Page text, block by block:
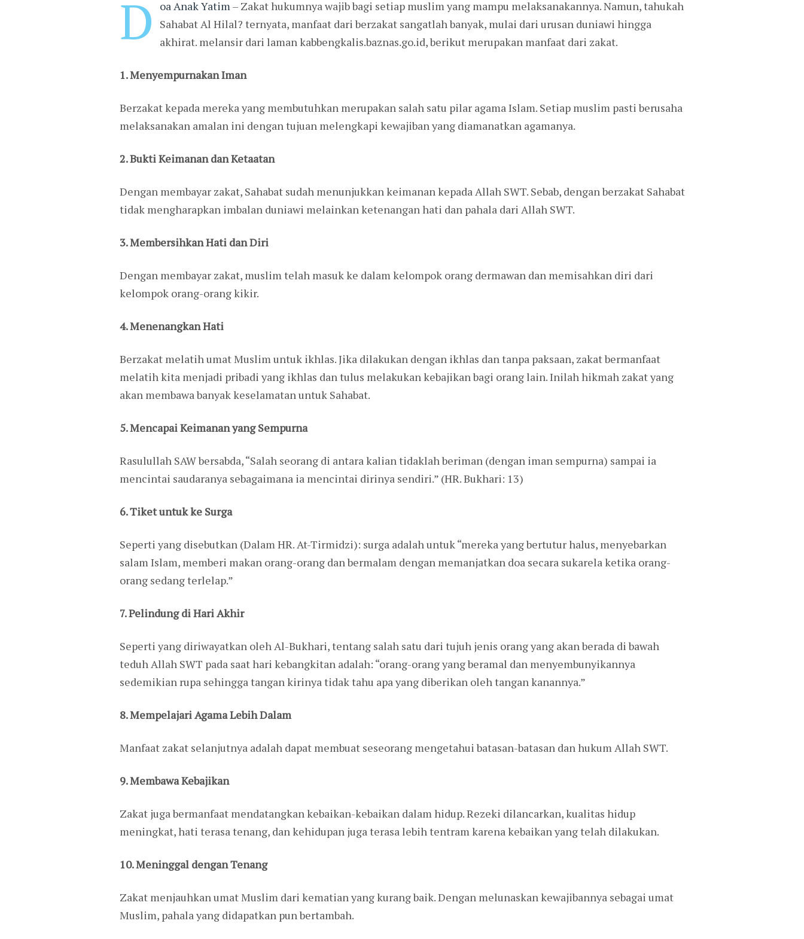
D oa Anak Yatim – Zakat hukumnya wajib bagi setiap muslim yang mampu melaksanakannya. Namun, tahukah
Sahabat Al Hilal? ternyata, manfaat dari berzakat sangatlah banyak, mulai dari urusan duniawi hingga
akhirat. melansir dari laman kabbengkalis.baznas.go.id, berikut merupakan manfaat dari zakat.
1. Menyempurnakan Iman
Berzakat kepada mereka yang membutuhkan merupakan salah satu pilar agama Islam. Setiap muslim pasti berusaha
melaksanakan amalan ini dengan tujuan melengkapi kewajiban yang diamanatkan agamanya.
2. Bukti Keimanan dan Ketaatan
Dengan membayar zakat, Sahabat sudah menunjukkan keimanan kepada Allah SWT. Sebab, dengan berzakat Sahabat
tidak mengharapkan imbalan duniawi melainkan ketenangan hati dan pahala dari Allah SWT.
3. Membersihkan Hati dan Diri
Dengan membayar zakat, muslim telah masuk ke dalam kelompok orang dermawan dan memisahkan diri dari
kelompok orang-orang kikir.
4. Menenangkan Hati
Berzakat melatih umat Muslim untuk ikhlas. Jika dilakukan dengan ikhlas dan tanpa paksaan, zakat bermanfaat
melatih kita menjadi pribadi yang ikhlas dan tulus melakukan kebajikan bagi orang lain. Inilah hikmah zakat yang
akan membawa banyak keselamatan untuk Sahabat.
5. Mencapai Keimanan yang Sempurna
Rasulullah SAW bersabda, “Salah seorang di antara kalian tidaklah beriman (dengan iman sempurna) sampai ia
mencintai saudaranya sebagaimana ia mencintai dirinya sendiri.” (HR. Bukhari: 13)
6. Tiket untuk ke Surga
Seperti yang disebutkan (Dalam HR. At-Tirmidzi): surga adalah untuk “mereka yang bertutur halus, menyebarkan
salam Islam, memberi makan orang-orang dan bermalam dengan memanjatkan doa secara sukarela ketika orang-
orang sedang terlelap.”
7. Pelindung di Hari Akhir
Seperti yang diriwayatkan oleh Al-Bukhari, tentang salah satu dari tujuh jenis orang yang akan berada di bawah
teduh Allah SWT pada saat hari kebangkitan adalah: “orang-orang yang beramal dan menyembunyikannya
sedemikian rupa sehingga tangan kirinya tidak tahu apa yang diberikan oleh tangan kanannya.”
8. Mempelajari Agama Lebih Dalam
Manfaat zakat selanjutnya adalah dapat membuat seseorang mengetahui batasan-batasan dan hukum Allah SWT.
9. Membawa Kebajikan
Zakat juga bermanfaat mendatangkan kebaikan-kebaikan dalam hidup. Rezeki dilancarkan, kualitas hidup
meningkat, hati terasa tenang, dan kehidupan juga terasa lebih tentram karena kebaikan yang telah dilakukan.
10. Meninggal dengan Tenang
Zakat menjauhkan umat Muslim dari kematian yang kurang baik. Dengan melunaskan kewajibannya sebagai umat
Muslim, pahala yang didapatkan pun bertambah.